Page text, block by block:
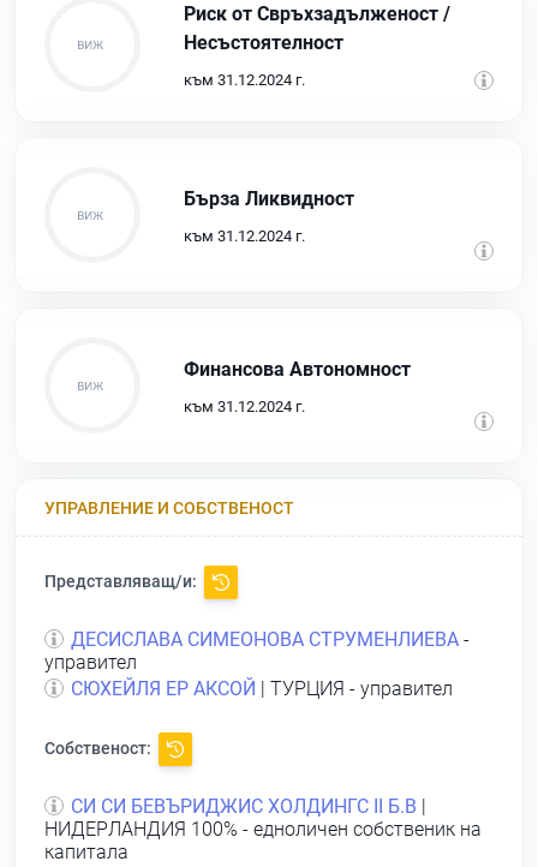
Риск от Свръхзадълженост /
Несъстоятелност
към 31.12.2024 г.
Бърза Ликвидност
към 31.12.2024 г.
Финансова Автономност
към 31.12.2024 г.
УПРАВЛЕНИЕ И СОБСТВЕНОСТ
Представляващ/и:
ДЕСИСЛАВА СИМЕОНОВА СТРУМЕНЛИЕВА -
управител
СЮХЕЙЛЯ ЕР АКСОЙ
| ТУРЦИЯ - управител
Собственост:
СИ СИ БЕВЪРИДЖИС ХОЛДИНГС II Б.В
НИДЕРЛАНДИЯ 100% - едноличен собственик на
капитала